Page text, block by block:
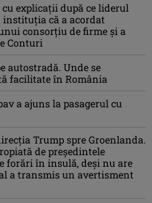
explicații după ce liderul
instituția că a acordat
consorțiu de firme și a
Conturi
autostradă. Unde se
facilitate în România
a ajuns la pasagerul cu
Trump spre Groenlanda.
de președintele
forări în insulă, deși nu are
a transmis un avertisment